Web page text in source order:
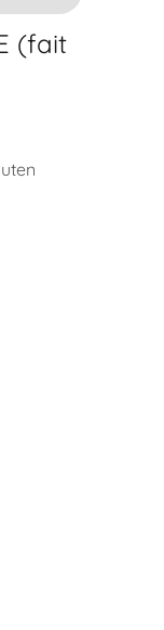
(fait